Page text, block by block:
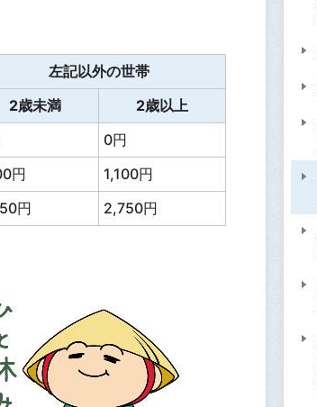
左記以外の世帯
2歳未満
2歳以上
0円
円
1,100円
円 2,750円